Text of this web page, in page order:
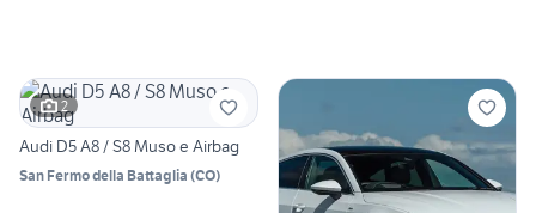
2
Audi D5 A8 / S8 Muso e Airbag
San Fermo della Battaglia (CO)